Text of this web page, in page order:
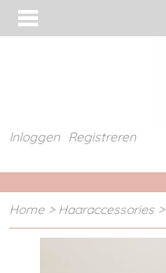
Inloggen Registreren
Home> Haaraccessories >